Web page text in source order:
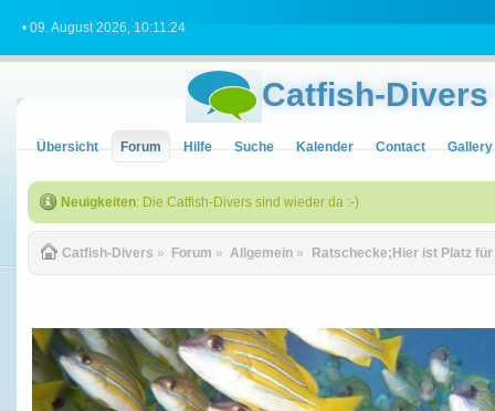
• 09. August 2026, 10:11:24
Catfish-Divers
Übersicht Forum Hilfe Suche Kalender Contact Gallery
Neuigkeiten: Die Catfish-Divers sind wieder da :-)
Catfish-Divers » Forum » Allgemein » Ratschecke;Hier ist Platz